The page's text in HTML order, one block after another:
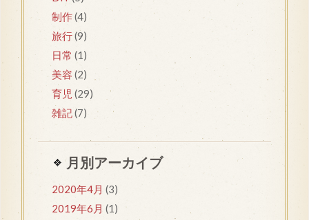
制作(4)
旅行(9)
日常 (1)
美容 (2)
育児 (29)
雑記(7)
月別アーカイブ
2020年4月 (3)
2019年6月 (1)